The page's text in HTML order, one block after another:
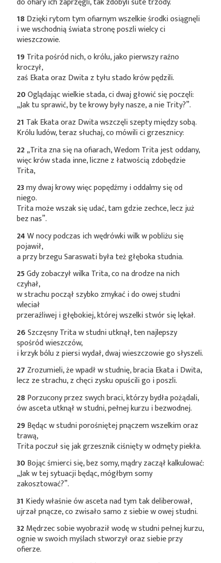
18Dzięki rytom tym ofiarnym wszelkie środki osiągnęli
i we wschodnią świata stronę poszli wielcy ci
wieszczowie.
19Trita pośród nich, o królu, jako pierwszy raźno
kroczył,
zaś Ekata oraz Dwita z tyłu stado krów pędzili.
20Oglądając wielkie stada, ci dwaj głowić się poczęli:
„Jak tu sprawić, by te krowy były nasze, a nie Trity?”.
21 Tak Ekata oraz Dwita wszczęli szepty między sobą.
Królu ludów, teraz słuchaj, co mówili ci grzesznicy:
22„Trita zna się na ofiarach, Wedom Trita jest oddany,
więc krów stada inne, liczne z łatwością zdobędzie
Trita,
23my dwaj krowy więc popędźmy i oddalmy się od
niego.
Trita może wszak się udać, tam gdzie zechce, lecz już
bez nas”.
24W nocy podczas ich wędrówki wilk w pobliżu się
pojawił,
a przy brzegu Saraswati była też głęboka studnia.
25Gdy zobaczył wilka Trita, co na drodze na nich
czyhał,
w strachu począł szybko zmykać i do owej studni
wleciał
przeraźliwej i głębokiej, której wszelki stwór się lękał.
26Szczęsny Trita w studni utknął, ten najlepszy
spośród wieszczów,
i krzyk bólu z piersi wydał, dwaj wieszczowie go słyszeli.
27 Zrozumieli, że wpadł w studnię, bracia Ekata i Dwita,
lecz ze strachu, z chęci zysku opuścili go i poszli.
28Porzucony przez swych braci, którzy bydła pożądali,
ów asceta utknął w studni, pełnej kurzu i bezwodnej.
29Będąc w studni porośniętej pnączem wszelkim oraz
trawą,
Trita poczuł się jak grzesznik ciśnięty w odmęty piekła.
30Bojąc śmierci się, bez somy, mądry zaczął kalkulować:
„Jak w tej sytuacji będąc, mógłbym somy
zakosztować?”.
31 Kiedy właśnie ów asceta nad tym tak deliberował,
ujrzał pnącze, co zwisało samo z siebie w owej studni.
32Mędrzec sobie wyobraził wodę w studni pełnej kurzu,
ognie w swoich myślach stworzył oraz siebie przy
ofierze.